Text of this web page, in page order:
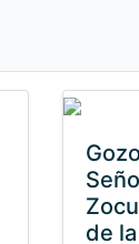
de